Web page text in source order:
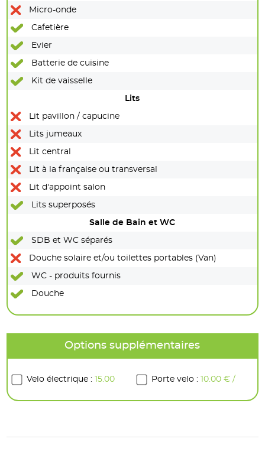
Micro-onde
Cafetière
Evier
Batterie de cuisine
Kit de vaisselle
Lits
Lit pavillon / capucine
Lits jumeaux
Lit central
Lit à la française ou transversal
Lit d'appoint salon
Lits superposés
Salle de Bain et WC
SDB et WC séparés
Douche solaire et/ou toilettes portables (Van)
WC - produits fournis
Douche
Options supplémentaires
Velo électrique :15.00
€ / jour
Porte velo : 10.00 € /